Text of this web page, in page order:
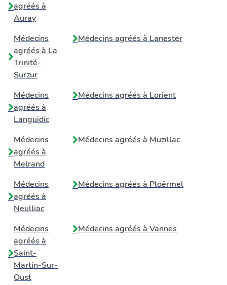
agréés à
Auray
Médecins
agréés à La
Trinité-
Surzur
Médecins agréés à Lanester
Médecins
agréés à
Languidic
Médecins agréés à Lorient
Médecins
agréés à
Melrand
Médecins agréés à Muzillac
Médecins
agréés à
Neulliac
Médecins agréés à Ploërmel
Médecins
agréés à
Saint-
Martin-Sur-
Oust
Médecins agréés à Vannes